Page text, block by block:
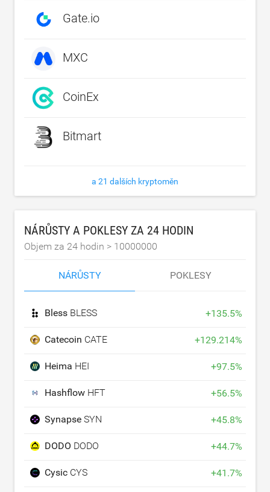
Gate.io
MXC
CoinEx
Bitmart
a 21 dalších kryptoměn
NÁRŮSTY A POKLESY ZA 24 HODIN
Objem za 24 hodin > 10000000
NÁRŮSTY POKLESY
Bless BLESS +135.5%
Catecoin CATE +129.214%
Heima HEI +97.5%
Hashflow HFT +56.5%
Synapse SYN +45.8%
DODO DODO +44.7%
Cysic CYS +41.7%